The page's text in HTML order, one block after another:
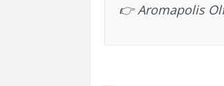
👉Aromapolis